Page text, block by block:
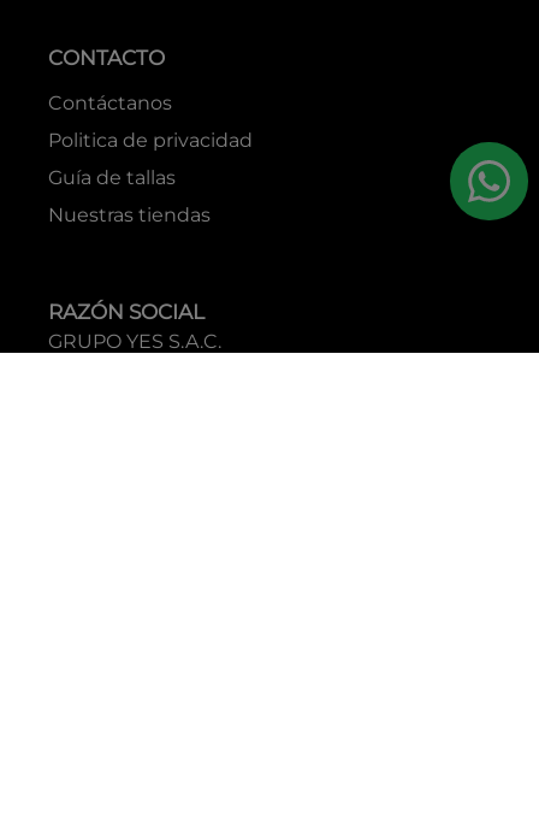
CONTACTO
Contáctanos
Politica de privacidad
Guía de tallas
Nuestras tiendas
RAZÓN SOCIAL
GRUPO YES S.A.C.